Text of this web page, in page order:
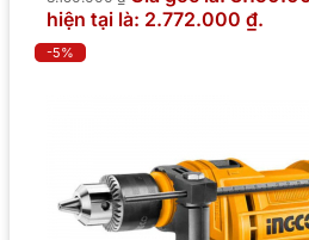
hiện tại là: 2.772.000 ₫.
-5%